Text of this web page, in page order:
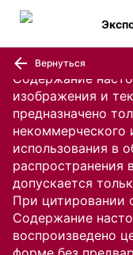
Содержание
изображения и
предназначено
некоммерческого
использования в
распространения
допускается
При цитировании
Содержание
воспроизведено
Вернуться